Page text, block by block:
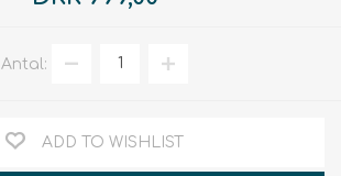
Antal:
ADD TO WISHLIST